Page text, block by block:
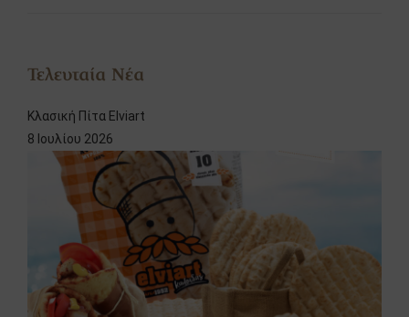
Τελευταία Νέα
Κλασική Πίτα Elviart
8 Ιουλίου 2026